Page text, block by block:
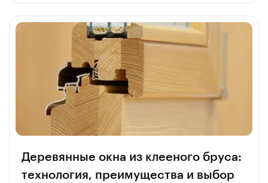
Деревянные окна из клееного бруса:
технология, преимущества и выбор